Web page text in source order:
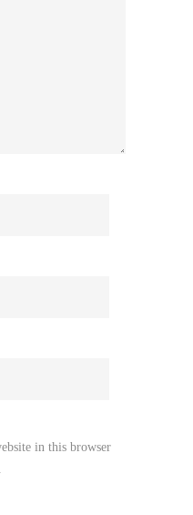
in this browser